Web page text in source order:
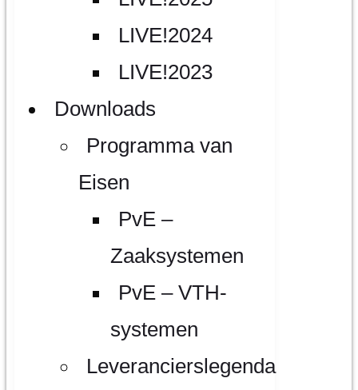
LIVE!2024
LIVE!2023
Downloads
Programma van
Eisen
PvE –
Zaaksystemen
PvE – VTH-
systemen
Leverancierslegenda